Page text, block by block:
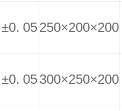
±0. 05250×200×200
±0. 05300×250×200